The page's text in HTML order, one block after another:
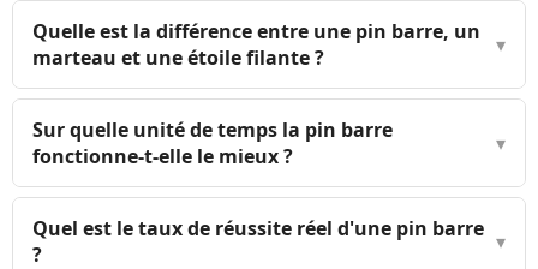
Quelle est la différence entre une pin barre, un
marteau et une étoile filante ?
▾
Sur quelle unité de temps la pin barre
fonctionne-t-elle le mieux ?
▾
Quel est le taux de réussite réel d'une pin barre
?
▾